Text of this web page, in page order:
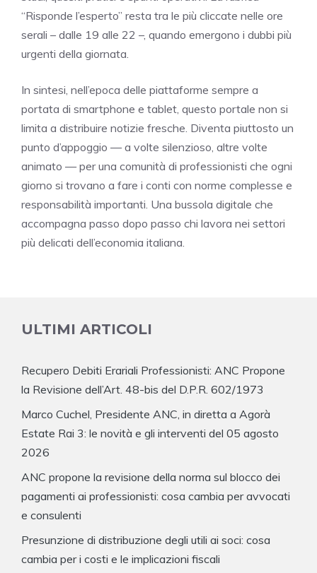
“Risponde l’esperto” resta tra le più cliccate nelle ore
serali – dalle 19 alle 22 –, quando emergono i dubbi più
urgenti della giornata.
In sintesi, nell’epoca delle piattaforme sempre a
portata di smartphone e tablet, questo portale non si
limita a distribuire notizie fresche. Diventa piuttosto un
punto d’appoggio — a volte silenzioso, altre volte
animato — per una comunità di professionisti che ogni
giorno si trovano a fare i conti con norme complesse e
responsabilità importanti. Una bussola digitale che
accompagna passo dopo passo chi lavora nei settori
più delicati dell’economia italiana.
ULTIMI ARTICOLI
Recupero Debiti Erariali Professionisti: ANC Propone
la Revisione dell’Art. 48-bis del D.P.R. 602/1973
Marco Cuchel, Presidente ANC, in diretta a Agorà
Estate Rai 3: le novità e gli interventi del 05 agosto
2026
ANC propone la revisione della norma sul blocco dei
pagamenti ai professionisti: cosa cambia per avvocati
e consulenti
Presunzione di distribuzione degli utili ai soci: cosa
cambia per i costi e le implicazioni fiscali